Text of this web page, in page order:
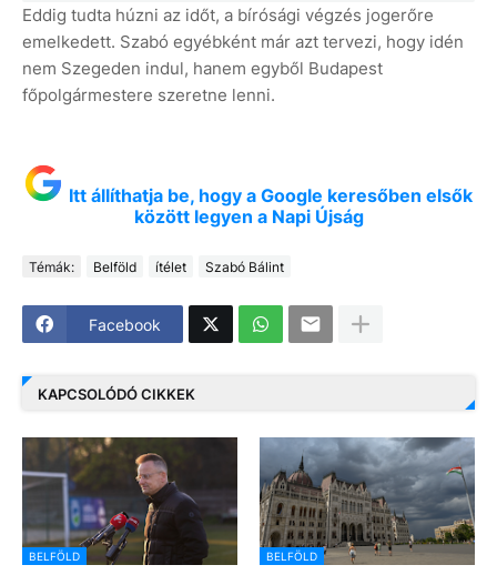
Eddig tudta húzni az időt, a bírósági végzés jogerőre
emelkedett. Szabó egyébként már azt tervezi, hogy idén
nem Szegeden indul, hanem egyből Budapest
főpolgármestere szeretne lenni.
Itt állíthatja be, hogy a Google keresőben elsők
között legyen a Napi Újság
Témák: Belföld ítélet Szabó Bálint
Facebook
KAPCSOLÓDÓ CIKKEK
BELFÖLD BELFÖLD